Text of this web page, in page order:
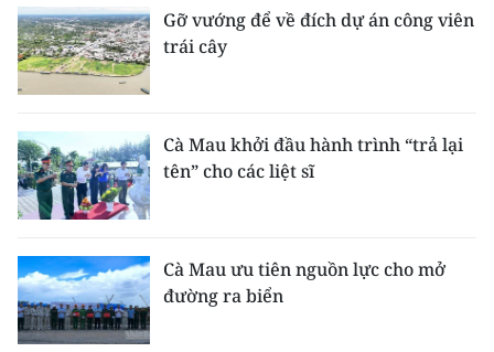
Gỡ vướng để về đích dự án công viên
trái cây
Cà Mau khởi đầu hành trình “trả lại
tên” cho các liệt sĩ
Cà Mau ưu tiên nguồn lực cho mở
đường ra biển